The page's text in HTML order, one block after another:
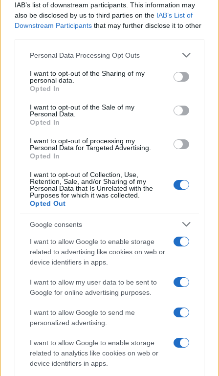
IAB’s list of downstream participants. This information may
also be disclosed by us to third parties on the IAB’s List of
Downstream Participants that may further disclose it to other
Please note that this website/app uses one or more Google
not limited to your visit or usage behaviour. You may click to
grant or deny consent to Google and its third-party tags to
use your data for below specified purposes in below Google
consent section.
Personal Data Processing Opt Outs
I want to opt-out of the Sharing of my
personal data.
Opted In
I want to opt-out of the Sale of my
Personal Data.
Opted In
I want to opt-out of processing my
Personal Data for Targeted Advertising.
Opted In
I want to opt-out of Collection, Use,
Retention, Sale, and/or Sharing of my
Personal Data that Is Unrelated with the
Purposes for which it was collected.
Opted Out
Google consents
I want to allow Google to enable storage
related to advertising like cookies on web or
device identifiers in apps.
I want to allow my user data to be sent to
Google for online advertising purposes.
I want to allow Google to send me
personalized advertising.
I want to allow Google to enable storage
related to analytics like cookies on web or
device identifiers in apps.
Sigue leyendo
NEWS
El petróleo Brent cae un 8.46% y arrastra a las materias
primas
Lucía Herrera · 5 Ago 2026